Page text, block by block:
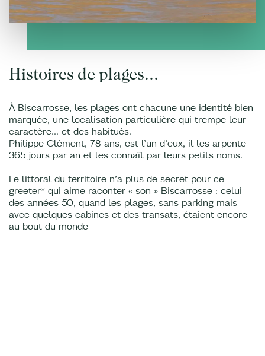
Histoires de plages...
À Biscarrosse, les plages ont chacune une identité bien
marquée, une localisation particulière qui trempe leur
caractère... et des habitués.
Philippe Clément, 78 ans, est l’un d’eux, il les arpente
365 jours par an et les connaît par leurs petits noms.
Le littoral du territoire n’a plus de secret pour ce
greeter* qui aime raconter « son » Biscarrosse : celui
des années 50, quand les plages, sans parking mais
avec quelques cabines et des transats, étaient encore
au bout du monde